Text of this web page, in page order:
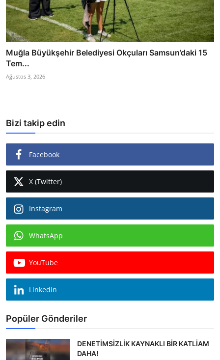
Muğla Büyükşehir Belediyesi Okçuları Samsun’daki 15
Tem...
Ağustos 3, 2026
Bizi takip edin
Facebook
X (Twitter)
Instagram
WhatsApp
YouTube
Linkedin
Popüler Gönderiler
DENETİMSİZLİK KAYNAKLI BİR KATLİAM
DAHA!